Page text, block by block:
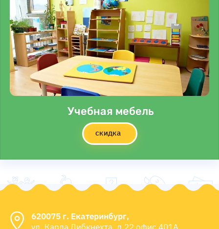
Учебная мебель
скидка
620075 г. Екатеринбург,